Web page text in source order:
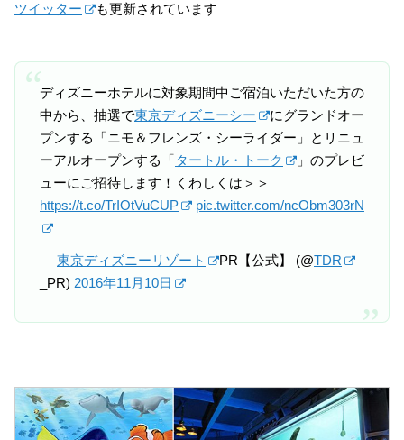
ツイッター も更新されています
ディズニーホテルに対象期間中ご宿泊いただいた方の
中から、抽選で東京ディズニーシー
にグランドオー
プンする「ニモ＆フレンズ・シーライダー」とリニュ
ーアルオープンする「タートル・トーク
」のプレビ
ューにご招待します！くわしくは＞＞
https://t.co/TrIOtVuCUP
pic.twitter.com/ncObm303rN
— 東京ディズニーリゾート PR【公式】 (@TDR
_PR) 2016年11月10日